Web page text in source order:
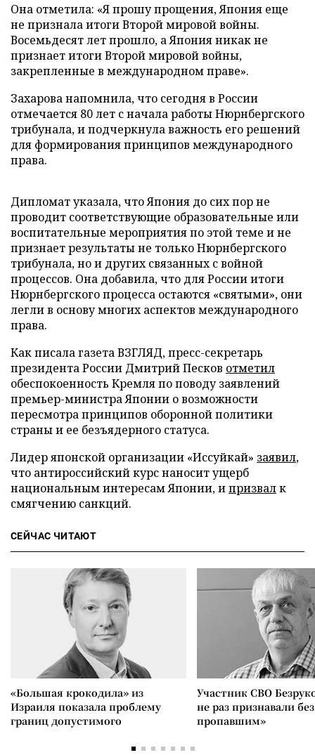
Она отметила: «Я прошу прощения, Япония еще
не признала итоги Второй мировой войны.
Восемьдесят лет прошло, а Япония никак не
признает итоги Второй мировой войны,
закрепленные в международном праве».
Захарова напомнила, что сегодня в России
отмечается 80 лет с начала работы Нюрнбергского
трибунала, и подчеркнула важность его решений
для формирования принципов международного
права.
Дипломат указала, что Япония до сих пор не
проводит соответствующие образовательные или
воспитательные мероприятия по этой теме и не
признает результаты не только Нюрнбергского
трибунала, но и других связанных с войной
процессов. Она добавила, что для России итоги
Нюрнбергского процесса остаются «святыми», они
легли в основу многих аспектов международного
права.
Как писала газета ВЗГЛЯД, пресс-секретарь
президента России Дмитрий Песков отметил
обеспокоенность Кремля по поводу заявлений
премьер-министра Японии о возможности
пересмотра принципов оборонной политики
страны и ее безъядерного статуса.
Лидер японской организации «Иссуйкай» заявил,
что антироссийский курс наносит ущерб
национальным интересам Японии, ипризвалк
смягчению санкций.
СЕЙЧАС ЧИТАЮТ
«Большая крокодила» из
Израиля показала проблему
границ допустимого
Участник СВО
не раз признавали
пропавшим»